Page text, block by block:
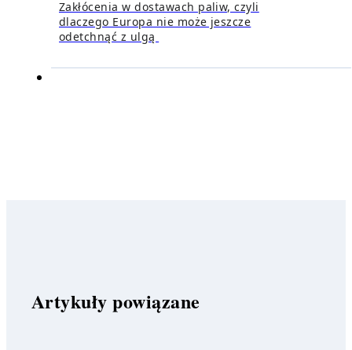
Zakłócenia w dostawach paliw, czyli
dlaczego Europa nie może jeszcze
odetchnąć z ulgą
Artykuły powiązane